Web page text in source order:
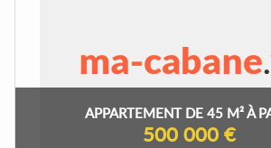
APPARTEMENT DE 45 M² À
500 000 €